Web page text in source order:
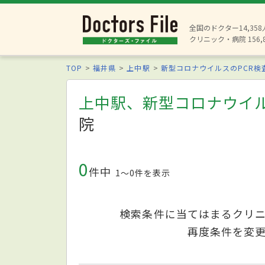
全国のドクター14,358
クリニック・病院
TOP 福井県 上中駅 新型コロナウイルスのPCR検
上中駅、新型コロナウイ
院
0件中 1〜0件を表示
検索条件に当てはまるクリ
再度条件を変